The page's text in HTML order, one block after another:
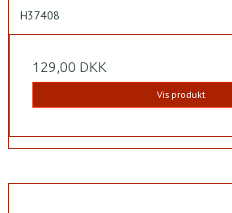
H37408
129,00 DKK
Vis produkt